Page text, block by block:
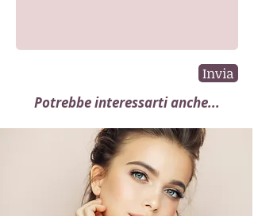
Potrebbe interessarti anche...
Invia